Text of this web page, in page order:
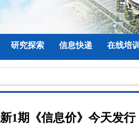
研究探索 信息快递 在线培训
新1期《信息价》今天发行